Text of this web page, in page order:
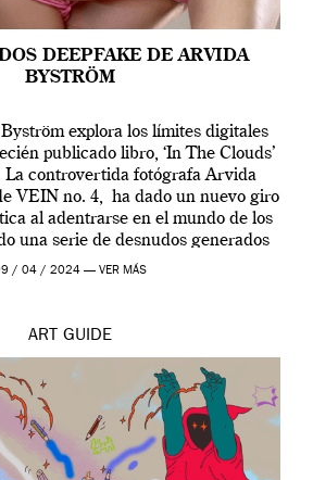
DEEPFAKE DE ARVIDA
BYSTRÖM
explora los límites digitales
publicado libro, ‘In The Clouds’
La controvertida fotógrafa Arvida
VEIN no. 4, ha dado un nuevo giro
al adentrarse en el mundo de los
una serie de desnudos generados
por […]
/ 04 / 2024 — VER MÁS
ART GUIDE